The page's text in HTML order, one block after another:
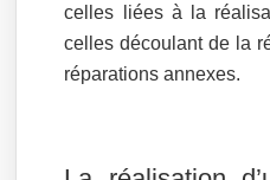
celles liées à la
celles découlant de la
réparations annexes.